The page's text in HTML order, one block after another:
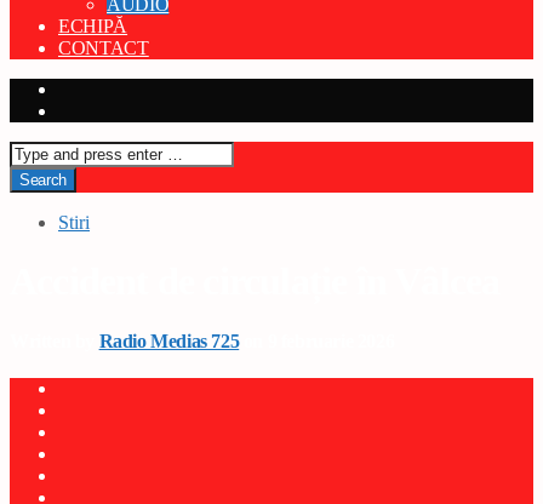
AUDIO
ECHIPĂ
CONTACT
Stiri
Radio Medias 725on 9 februarie 2026